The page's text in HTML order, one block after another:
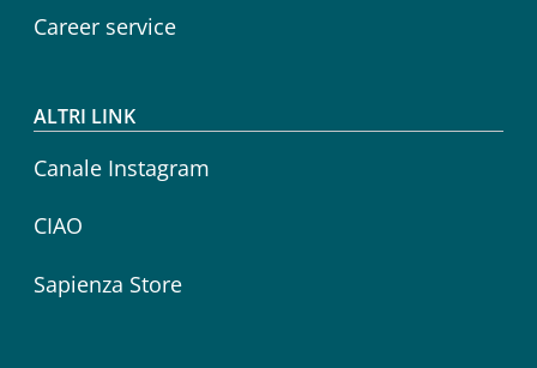
Career service
ALTRI LINK
Canale Instagram
CIAO
Sapienza Store